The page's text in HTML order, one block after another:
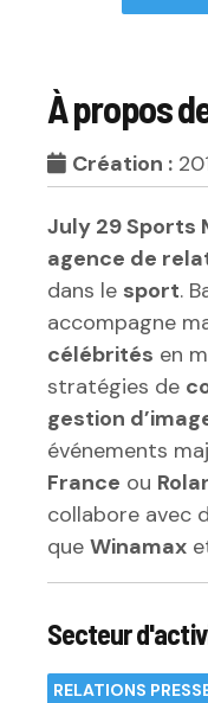
À propos
Création :
July 29 Sports
agence de
dans le sport.
accompagne
célébrités en
stratégies de
gestion
événements
France ou
collabore avec
que Winamax
Secteur
RELATIONS